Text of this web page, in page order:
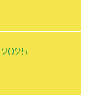
2025